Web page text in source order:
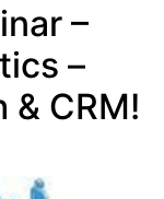
–
–
& CRM!